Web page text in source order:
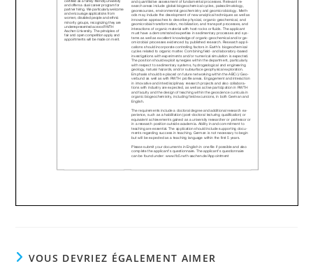
VOUS DEVRIEZ ÉGALEMENT AIMER